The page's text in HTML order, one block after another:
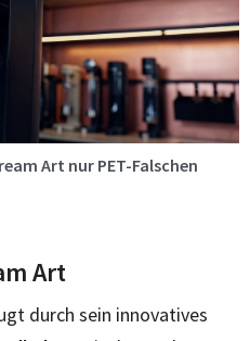
Art nur PET-Falschen
Art
durch sein innovatives